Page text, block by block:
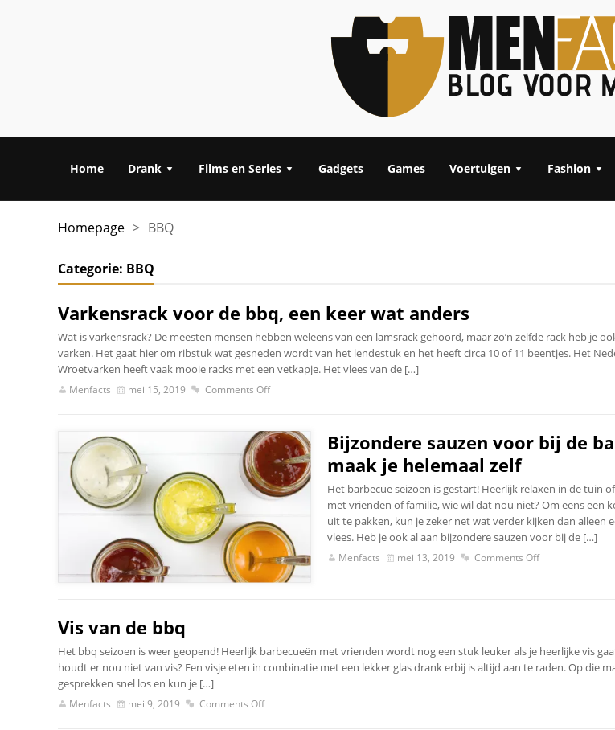
Home Drank Films en Series Gadgets Games Voertuigen Fashion
Homepage > BBQ
Categorie: BBQ
Varkensrack voor de bbq, een keer wat anders
Wat is varkensrack? De meesten mensen hebben weleens van een lamsrack gehoord, maar zo’n zelfde rack heb je
varken. Het gaat hier om ribstuk wat gesneden wordt van het lendestuk en het heeft circa 10 of 11 beentjes. Het
Wroetvarken heeft vaak mooie racks met een vetkapje. Het vlees van de […]
Menfacts mei 15, 2019 Comments Off
Bijzondere sauzen voor bij de
maak je helemaal zelf
Het barbecue seizoen is gestart! Heerlijk relaxen in de tuin
met vrienden of familie, wie wil dat nou niet? Om eens een
uit te pakken, kun je zeker net wat verder kijken dan alleen
vlees. Heb je ook al aan bijzondere sauzen voor bij de […]
Menfacts mei 13, 2019 Comments Off
Vis van de bbq
Het bbq seizoen is weer geopend! Heerlijk barbecueën met vrienden wordt nog een stuk leuker als je heerlijke vis
houdt er nou niet van vis? Een visje eten in combinatie met een lekker glas drank erbij is altijd aan te raden. Op die
gesprekken snel los en kun je […]
Menfacts mei 9, 2019 Comments Off